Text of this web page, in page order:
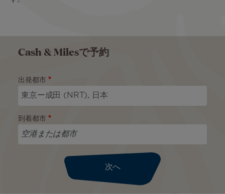
Cash & Milesで予約
出発都市
到着都市
次へ